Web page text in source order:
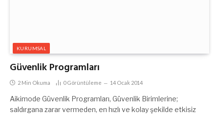
KURUMSAL
Güvenlik Programları
2 Min Okuma 0Görüntüleme 14 Ocak 2014
Aikimode Güvenlik Programları, Güvenlik Birimlerine;
saldırgana zarar vermeden, en hızlı ve kolay şekilde etkisiz